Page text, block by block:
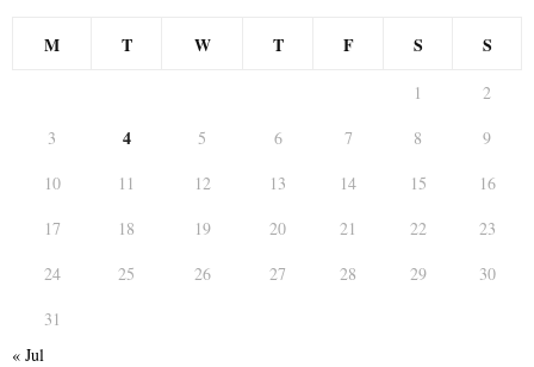
M T W T F S S
1
2
3
4 5 6 7 8
9
10
11 12 13 14 15
16
17
18 19 20 21 22
23
24
25 26 27 28 29
30
31
« Jul